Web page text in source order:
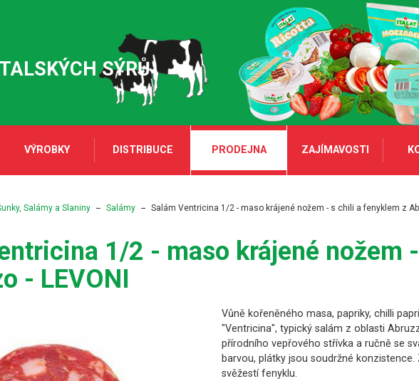
SÝRŮ
VÝROBKY DISTRIBUCE PRODEJNA ZAJÍMAVOSTI
Salámy a Slaniny Salámy Salám Ventricina 1/2 - maso krájené nožem - s chili a fenyklem z
1/2 - maso krájené nožem
- LEVONI
Vůně kořeněného masa, papriky, chilli
"Ventricina", typický salám z oblasti
přírodního vepřového střívka a ručně se
barvou, plátky jsou soudržné
svěžestí fenyklu.